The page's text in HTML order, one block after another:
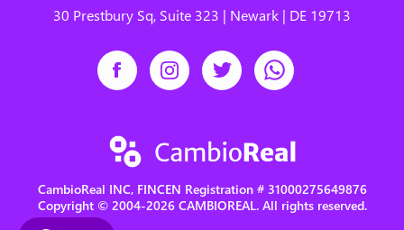
30 Prestbury Sq, Suite 323 | Newark | DE 19713
CambioReal INC, FINCEN Registration # 31000275649876
Copyright © 2004-2026 CAMBIOREAL. All rights reserved.